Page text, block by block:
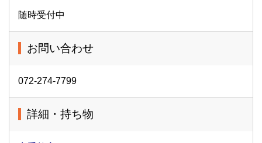
随時受付中
お問い合わせ
072-274-7799
詳細・持ち物